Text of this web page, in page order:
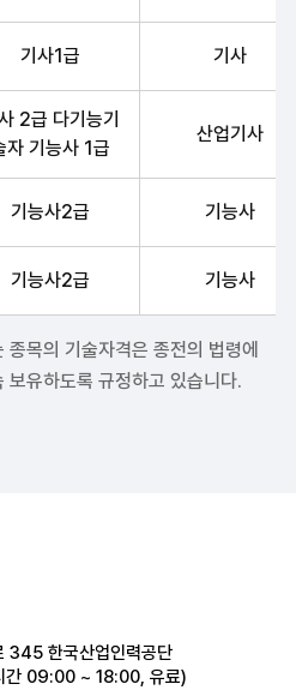
기사1급 기사
2급 다기능기
자 기능사 1급
산업기사
기능사2급 기능사
기능사2급 기능사
목의 기술자격은 종전의 법령에
보유하도록 규정하고 있습니다.
345 한국산업인력공단
간 09:00 ~ 18:00, 유료)